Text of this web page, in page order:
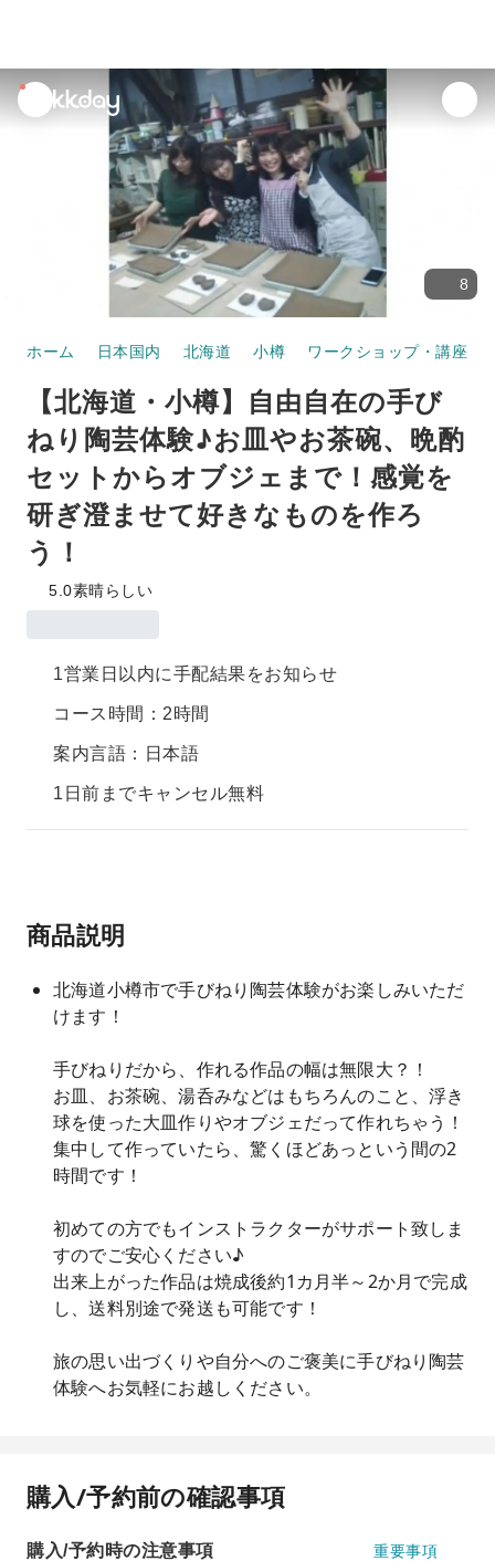
unread
notifications
8
ホーム 日本国内 北海道 小樽 ワークショップ・講座
【北海道・小樽】自由自在の手び
ねり陶芸体験♪お皿やお茶碗、晩酌
セットからオブジェまで！感覚を
研ぎ澄ませて好きなものを作ろ
う！
5.0素晴らしい
1営業日以内に手配結果をお知らせ
コース時間：2時間
案内言語：日本語
1日前までキャンセル無料
商品説明
北海道小樽市で手びねり陶芸体験がお楽しみいただ
けます！
手びねりだから、作れる作品の幅は無限大？！
お皿、お茶碗、湯呑みなどはもちろんのこと、浮き
球を使った大皿作りやオブジェだって作れちゃう！
集中して作っていたら、驚くほどあっという間の2
時間です！
初めての方でもインストラクターがサポート致しま
すのでご安心ください♪
出来上がった作品は焼成後約1カ月半～2か月で完成
し、送料別途で発送も可能です！
旅の思い出づくりや自分へのご褒美に手びねり陶芸
体験へお気軽にお越しください。
購入/予約前の確認事項
購入/予約時の注意事項 重要事項